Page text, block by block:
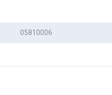
05810006